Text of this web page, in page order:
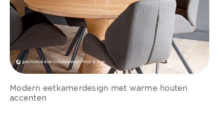
Modern eetkamerdesign met warme houten
accenten